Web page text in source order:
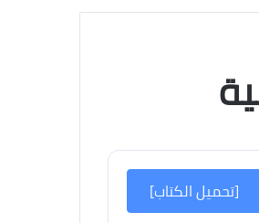
[تحميل الكتاب]